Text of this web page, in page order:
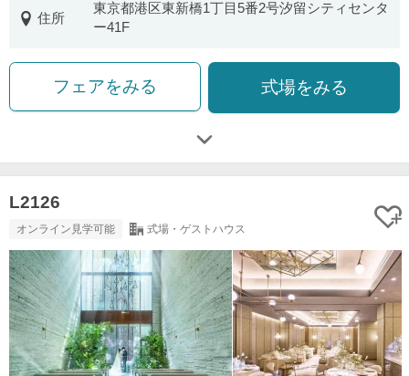
住所
東京都港区東新橋1丁目5番2号汐留シティセンタ
ー41F
フェアをみる 式場をみる
L2126
オンライン見学可能 式場・ゲストハウス